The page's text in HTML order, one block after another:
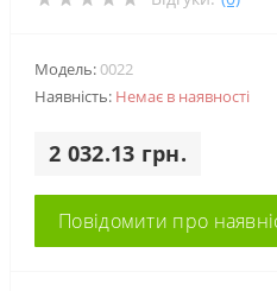
Модель:0022
Наявність: Немає в наявності
2 032.13 грн.
Повідомити про